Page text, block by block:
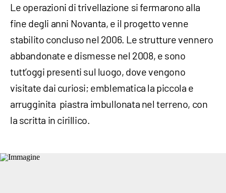
Le operazioni di trivellazione si fermarono alla
fine degli anni Novanta, e il progetto venne
stabilito concluso nel 2006. Le strutture vennero
abbandonate e dismesse nel 2008, e sono
tutt’oggi presenti sul luogo, dove vengono
visitate dai curiosi; emblematica la piccola e
arrugginita piastra imbullonata nel terreno, con
la scritta in cirillico.